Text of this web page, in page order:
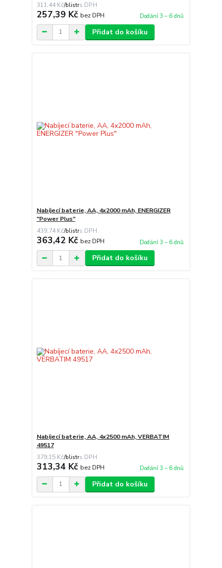
311,44 Kč/blistr
257,39 Kč bez DPH Dodání 3 – 6 dnů
Přidat do košíku
Nabíjecí baterie, AA, 4x2000 mAh, ENERGIZER
"Power Plus"
439,74 Kč/blistr
363,42 Kč bez DPH Dodání 3 – 6 dnů
Přidat do košíku
Nabíjecí baterie, AA, 4x2500 mAh, VERBATIM
49517
379,15 Kč/blistr
313,34 Kč bez DPH Dodání 3 – 6 dnů
Přidat do košíku